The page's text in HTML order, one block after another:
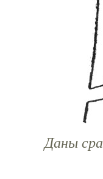
Даны